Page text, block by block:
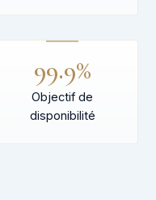
99.9%
Objectif de
disponibilité